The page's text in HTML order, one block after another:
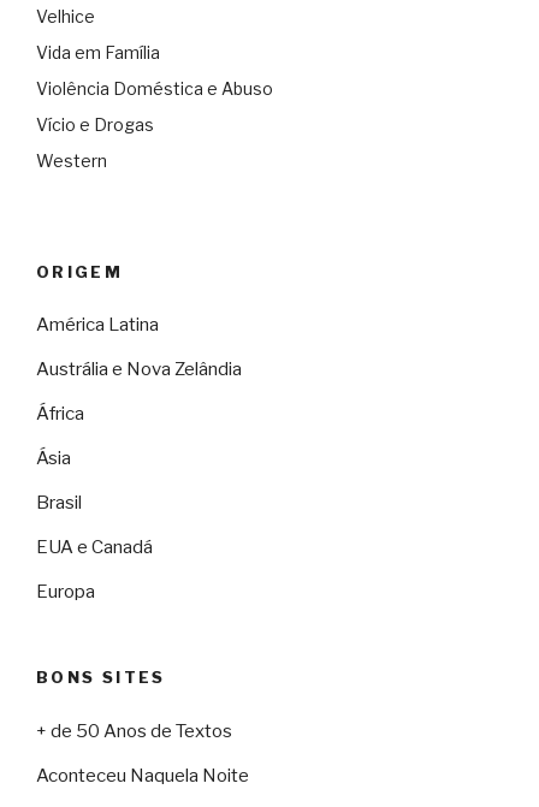
Velhice
Vida em Família
Violência Doméstica e Abuso
Vício e Drogas
Western
ORIGEM
América Latina
Austrália e Nova Zelândia
África
Ásia
Brasil
EUA e Canadá
Europa
BONS SITES
+ de 50 Anos de Textos
Aconteceu Naquela Noite